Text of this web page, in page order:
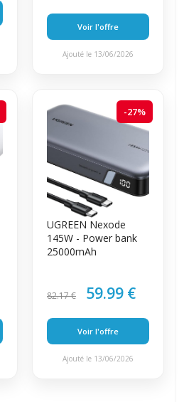
Voir l'offre
Ajouté le 13/06/2026
-27%
UGREEN Nexode
145W - Power bank
25000mAh
82.17 € 59.99 €
Voir l'offre
Ajouté le 13/06/2026